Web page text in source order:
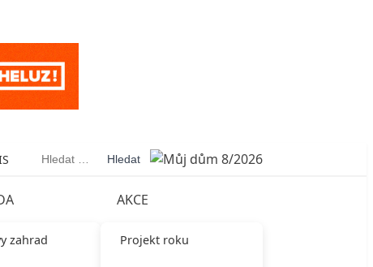
Vyhledávání
zahrad
AKCE
Projekt roku